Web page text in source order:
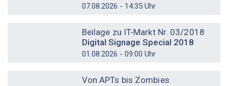
07.08.2026 - 14:35 Uhr
Beilage zu IT-Markt Nr. 03/2018
Digital Signage Special 2018
01.08.2026 - 09:00 Uhr
Von APTs bis Zombies